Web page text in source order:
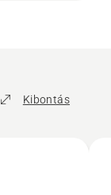
Kibontás